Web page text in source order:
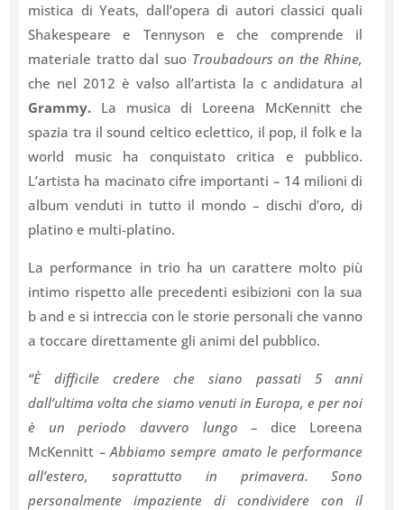
mistica di Yeats, dall’opera di autori classici quali
Shakespeare e Tennyson e che comprende il
materiale tratto dal suo Troubadours on the Rhine,
che nel 2012 è valso all’artista la c andidatura al
Grammy. La musica di Loreena McKennitt che
spazia tra il sound celtico eclettico, il pop, il folk e la
world music ha conquistato critica e pubblico.
L’artista ha macinato cifre importanti – 14 milioni di
album venduti in tutto il mondo – dischi d’oro, di
platino e multi-platino.
La performance in trio ha un carattere molto più
intimo rispetto alle precedenti esibizioni con la sua
b and e si intreccia con le storie personali che vanno
a toccare direttamente gli animi del pubblico.
“È difficile credere che siano passati 5 anni
dall’ultima volta che siamo venuti in Europa, e per noi
è un periodo davvero lungo – dice Loreena
McKennitt – Abbiamo sempre amato le performance
all’estero, soprattutto in primavera. Sono
personalmente impaziente di condividere con il